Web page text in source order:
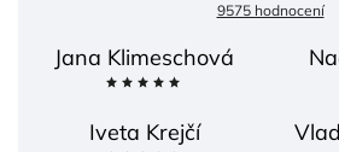
9575 hodnocení
Jana Klimeschová
Iveta Krejčí